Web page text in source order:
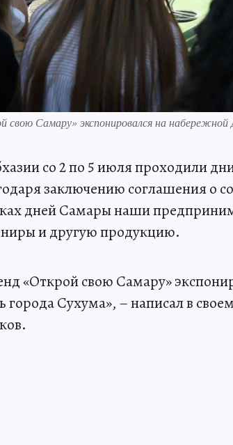
свою Самару» экспонировался на
со 2 по 5 июля проходили
заключению соглашения о
дней Самары наши
и другую продукцию.
«Открой свою Самару»
города Сухума», – написал в